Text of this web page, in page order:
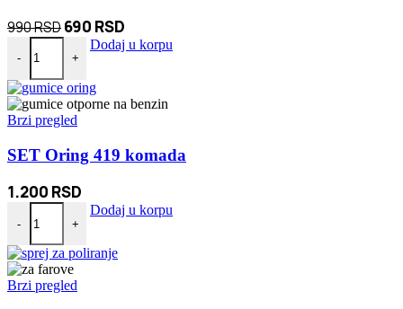
990RSDOriginalna
cena
je
bila:
990 RSD.
690 RSD
cena
-
RGB Pepeljara za auto količina
+
Dodaj u korpu
Brzi pregled
SET Oring 419 komada
1.200 RSD
-
SET Oring 419 komada količina
+
Dodaj u korpu
Brzi pregled